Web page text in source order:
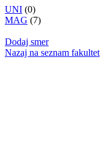
UNI (0)
MAG (7)
Dodaj smer
Nazaj na seznam fakultet